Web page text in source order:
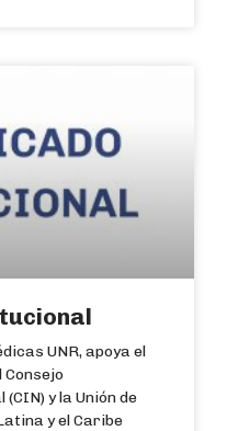
UNR, apoya el
y la Unión de
y el Caribe